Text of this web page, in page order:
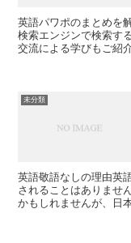
英語パワポのまとめを
検索エンジンで検索す
交流による学びもご紹
未分類
英語敬語なしの理由英
されることはありませ
かもしれませんが、日